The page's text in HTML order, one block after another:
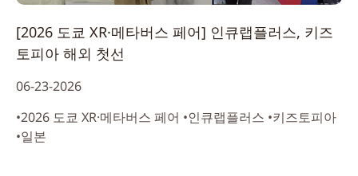
[2026 도쿄 XR·메타버스 페어] 인큐랩플러스, 키즈
토피아 해외 첫선
06-23-2026
•2026 도쿄 XR·메타버스 페어 •인큐랩플러스 •키즈토피아
•일본